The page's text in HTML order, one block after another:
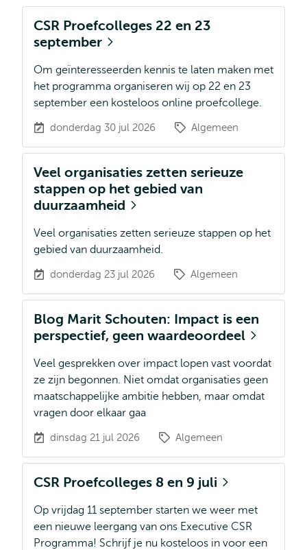
CSR Proefcolleges 22 en 23
september
Om geïnteresseerden kennis te laten maken met
het programma organiseren wij op 22 en 23
september een kosteloos online proefcollege.
donderdag 30 jul 2026 Algemeen
Veel organisaties zetten serieuze
stappen op het gebied van
duurzaamheid
Veel organisaties zetten serieuze stappen op het
gebied van duurzaamheid.
donderdag 23 jul 2026 Algemeen
Blog Marit Schouten: Impact is een
perspectief, geen waardeoordeel
Veel gesprekken over impact lopen vast voordat
ze zijn begonnen. Niet omdat organisaties geen
maatschappelijke ambitie hebben, maar omdat
vragen door elkaar gaa
dinsdag 21 jul 2026 Algemeen
CSR Proefcolleges 8 en 9 juli
Op vrijdag 11 september starten we weer met
een nieuwe leergang van ons Executive CSR
Programma! Schrijf je nu kosteloos in voor een